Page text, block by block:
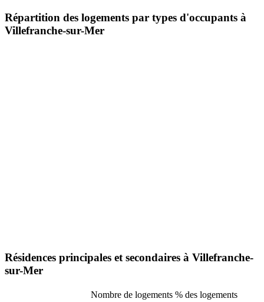
Répartition des logements par types d'occupants à
Villefranche-sur-Mer
Résidences principales et secondaires à Villefranche-
sur-Mer
Nombre de logements % des logements